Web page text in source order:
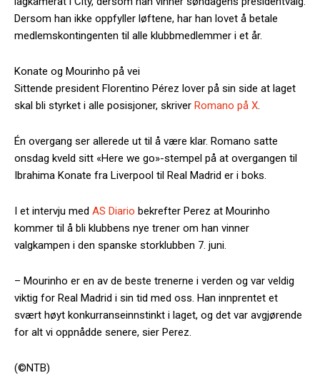
Dersom han ikke oppfyller løftene, har han lovet å betale
medlemskontingenten til alle klubbmedlemmer i et år.
Konate og Mourinho på vei
Sittende president Florentino Pérez lover på sin side at laget
skal bli styrket i alle posisjoner, skriver Romano på X
Én overgang ser allerede ut til å være klar. Romano satte
onsdag kveld sitt «Here we go»-stempel på at overgangen til
Ibrahima Konate fra Liverpool til Real Madrid er i boks.
I et intervju med AS Diario bekrefter Perez at Mourinho
kommer til å bli klubbens nye trener om han vinner
valgkampen i den spanske storklubben 7. juni.
– Mourinho er en av de beste trenerne i verden og var veldig
viktig for Real Madrid i sin tid med oss. Han innprentet et
svært høyt konkurranseinnstinkt i laget, og det var avgjørende
for alt vi oppnådde senere, sier Perez.
(©NTB)